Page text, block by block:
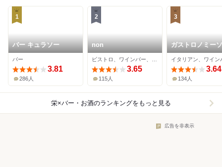
1
バー キュラソー
バー
3.81
286人
2
non
3.65
115人
3
ガストロノミー
ヤナギヤ
3.64
134人
栄×バー・お酒のランキングをもっと見る
広告を非表示